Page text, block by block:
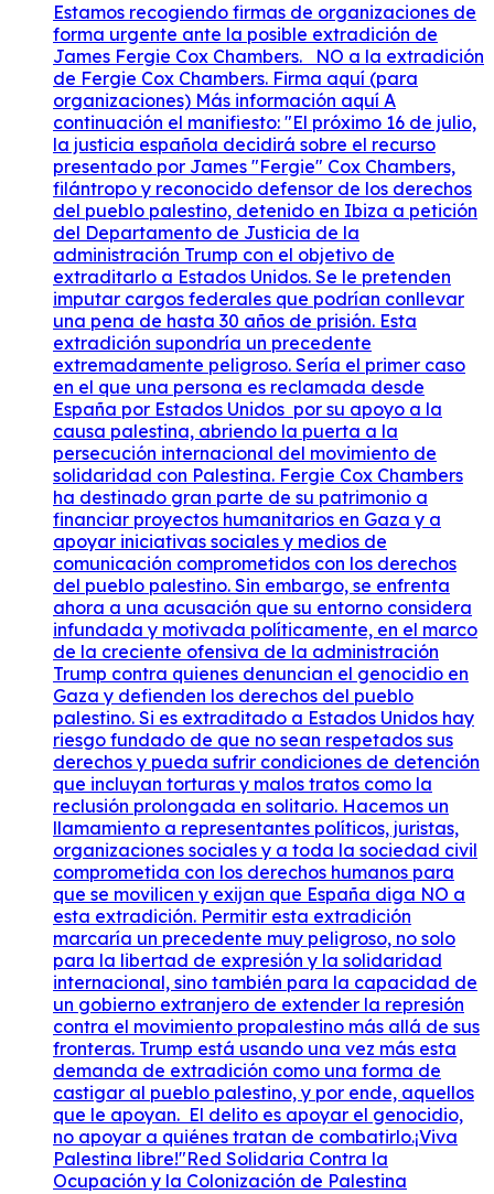
Estamos recogiendo firmas de organizaciones de
forma urgente ante la posible extradición de
James Fergie Cox Chambers. NO a la extradición
de Fergie Cox Chambers. Firma aquí (para
organizaciones) Más información aquí A
continuación el manifiesto: "El próximo 16 de julio,
la justicia española decidirá sobre el recurso
presentado por James "Fergie" Cox Chambers,
filántropo y reconocido defensor de los derechos
del pueblo palestino, detenido en Ibiza a petición
del Departamento de Justicia de la
administración Trump con el objetivo de
extraditarlo a Estados Unidos. Se le pretenden
imputar cargos federales que podrían conllevar
una pena de hasta 30 años de prisión. Esta
extradición supondría un precedente
extremadamente peligroso. Sería el primer caso
en el que una persona es reclamada desde
España por Estados Unidos por su apoyo a la
causa palestina, abriendo la puerta a la
persecución internacional del movimiento de
solidaridad con Palestina. Fergie Cox Chambers
ha destinado gran parte de su patrimonio a
financiar proyectos humanitarios en Gaza y a
apoyar iniciativas sociales y medios de
comunicación comprometidos con los derechos
del pueblo palestino. Sin embargo, se enfrenta
ahora a una acusación que su entorno considera
infundada y motivada políticamente, en el marco
de la creciente ofensiva de la administración
Trump contra quienes denuncian el genocidio en
Gaza y defienden los derechos del pueblo
palestino. Si es extraditado a Estados Unidos hay
riesgo fundado de que no sean respetados sus
derechos y pueda sufrir condiciones de detención
que incluyan torturas y malos tratos como la
reclusión prolongada en solitario. Hacemos un
llamamiento a representantes políticos, juristas,
organizaciones sociales y a toda la sociedad civil
comprometida con los derechos humanos para
que se movilicen y exijan que España diga NO a
esta extradición. Permitir esta extradición
marcaría un precedente muy peligroso, no solo
para la libertad de expresión y la solidaridad
internacional, sino también para la capacidad de
un gobierno extranjero de extender la represión
contra el movimiento propalestino más allá de sus
fronteras. Trump está usando una vez más esta
demanda de extradición como una forma de
castigar al pueblo palestino, y por ende, aquellos
que le apoyan. El delito es apoyar el genocidio,
no apoyar a quiénes tratan de combatirlo.¡Viva
Palestina libre!"Red Solidaria Contra la
Ocupación y la Colonización de Palestina